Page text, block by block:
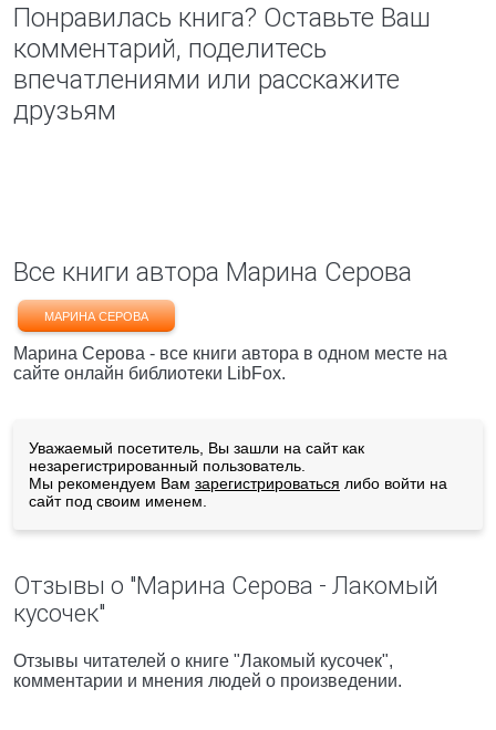
Понравилась книга? Оставьте Ваш
комментарий, поделитесь
впечатлениями или расскажите
друзьям
Все книги автора Марина Серова
МАРИНА СЕРОВА
Марина Серова - все книги автора в одном месте на
сайте онлайн библиотеки LibFox.
Уважаемый посетитель, Вы зашли на сайт как
незарегистрированный пользователь.
Мы рекомендуем Вам зарегистрироваться либо войти на
сайт под своим именем.
Отзывы о "Марина Серова - Лакомый
кусочек"
Отзывы читателей о книге "Лакомый кусочек",
комментарии и мнения людей о произведении.